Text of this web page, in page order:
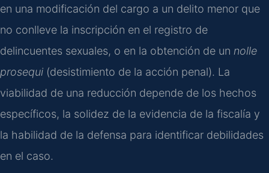
en una modificación del cargo a un delito menor que
no conlleve la inscripción en el registro de
delincuentes sexuales, o en la obtención de un nolle
prosequi (desistimiento de la acción penal). La
viabilidad de una reducción depende de los hechos
específicos, la solidez de la evidencia de la fiscalía y
la habilidad de la defensa para identificar debilidades
en el caso.